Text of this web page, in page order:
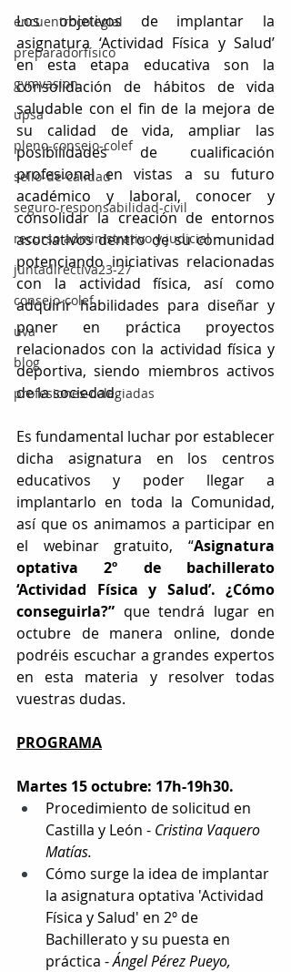
encuentrocolegial
preparadorfísico
gymvasion
upsa
pleno-consejo-colef
sello-de-calidad
seguro-responsabilidad-civil
recurso administrativo y judicial
juntadirectiva23-27
consejo-colef
uva
blog
profesiones-colegiadas
Los objetivos de implantar la
asignatura ‘Actividad Física y Salud’
en esta etapa educativa son la
consolidación de hábitos de vida
saludable con el fin de la mejora de
su calidad de vida, ampliar las
posibilidades de cualificación
profesional en vistas a su futuro
académico y laboral, conocer y
consolidar la creación de entornos
asociativos dentro de su comunidad
potenciando iniciativas relacionadas
con la actividad física, así como
adquirir habilidades para diseñar y
poner en práctica proyectos
relacionados con la actividad física y
deportiva, siendo miembros activos
de la sociedad.
Es fundamental luchar por establecer
dicha asignatura en los centros
educativos y poder llegar a
implantarlo en toda la Comunidad,
así que os animamos a participar en
el webinar gratuito, “Asignatura
optativa 2º de bachillerato
‘Actividad Física y Salud’. ¿Cómo
conseguirla?” que tendrá lugar en
octubre de manera online, donde
podréis escuchar a grandes expertos
en esta materia y resolver todas
vuestras dudas.
PROGRAMA
Martes 15 octubre: 17h-19h30.
Procedimiento de solicitud en
Castilla y León - Cristina Vaquero
Matías.
Cómo surge la idea de implantar
la asignatura optativa 'Actividad
Física y Salud' en 2º de
Bachillerato y su puesta en
práctica - Ángel Pérez Pueyo,